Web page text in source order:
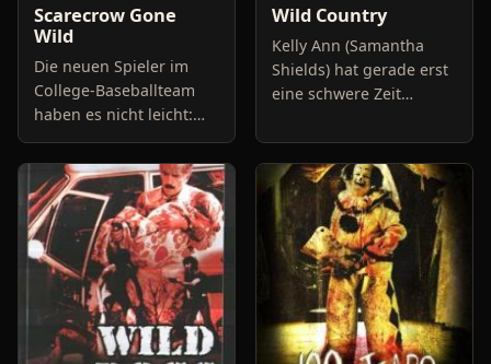
Scarecrow Gone
Wild
Die neuen Spieler im
College-Baseballteam
haben es nicht leicht:
Die älteren Spieler
schikanieren sie, wo sie
nur können. Coach
Ramsey versucht, die
herabwü
Wild Country
Kelly Ann (Samantha
Shields) hat gerade erst
eine schwere Zeit
nachdem sie sich auf
Anraten des Pfarrers
Steve (Peter Capaldi)
dazu entschied, ih